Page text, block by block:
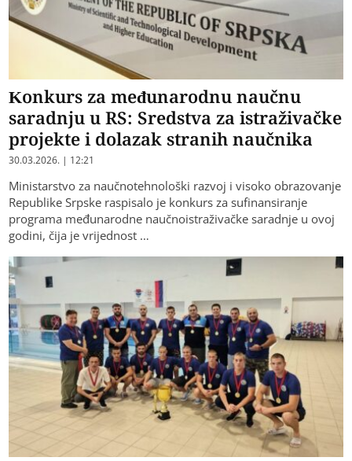
Konkurs za međunarodnu naučnu
saradnju u RS: Sredstva za istraživačke
projekte i dolazak stranih naučnika
30.03.2026. | 12:21
Ministarstvo za naučnotehnološki razvoj i visoko obrazovanje
Republike Srpske raspisalo je konkurs za sufinansiranje
programa međunarodne naučnoistraživačke saradnje u ovoj
godini, čija je vrijednost …